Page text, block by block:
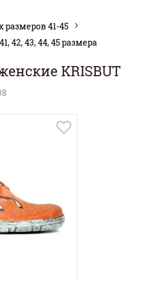
41-45
42, 43, 44, 45 размера
KRISBUT